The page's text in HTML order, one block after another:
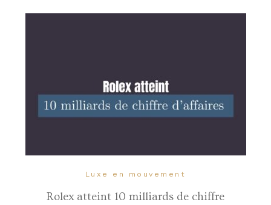
Luxe en mouvement
Rolex atteint 10 milliards de chiffre